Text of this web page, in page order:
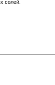
солей.